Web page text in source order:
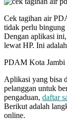
Cek tagihan air
tidak perlu
Dengan aplikasi
lewat HP. Ini
PDAM Kota Jambi
Aplikasi yang bisa
pelanggan untuk
pengaduan, daftar
Berikut adalah
online.